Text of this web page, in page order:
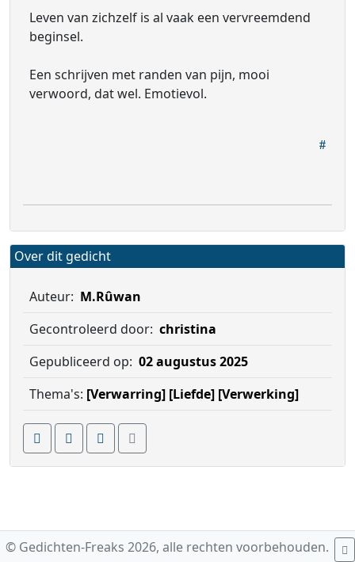
Leven van zichzelf is al vaak een vervreemdend
beginsel.
Een schrijven met randen van pijn, mooi
verwoord, dat wel. Emotievol.
Over dit gedicht
Auteur: M.Rûwan
Gecontroleerd door: christina
Gepubliceerd op: 02 augustus 2025
Thema's: [Verwarring] [Liefde] [Verwerking]
© Gedichten-Freaks 2026, alle rechten voorbehouden.